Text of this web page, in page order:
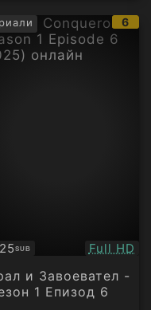
6
SUB Full HD
и Завоевател -
1 Епизод 6